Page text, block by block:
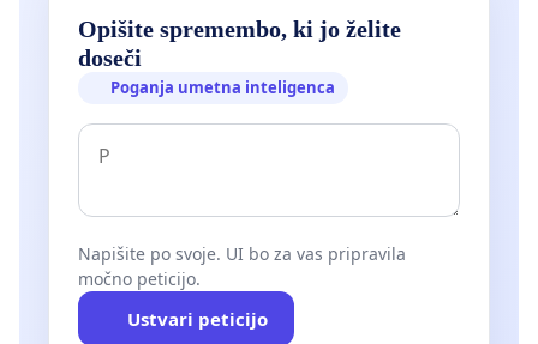
Opišite spremembo, ki jo želite
doseči
Poganja umetna inteligenca
Napišite po svoje. UI bo za vas pripravila
močno peticijo.
Ustvari peticijo